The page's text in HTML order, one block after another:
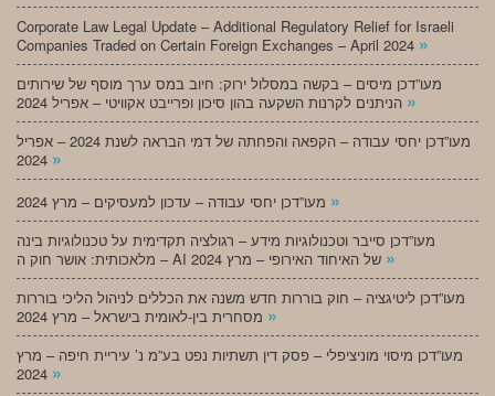
Corporate Law Legal Update – Additional Regulatory Relief for Israeli
Companies Traded on Certain Foreign Exchanges – April 2024 »
מעו”דכן מיסים – בקשה במסלול ירוק: חיוב במס ערך מוסף של שירותים
»
מעו”דכן יחסי עבודה – הקפאה והפחתה של דמי הבראה לשנת 2024 – אפריל
»
»
מעו”דכן סייבר וטכנולוגיות מידע – רגולציה תקדימית על טכנולוגיות בינה
»
מעו”דכן ליטיגציה – חוק בוררות חדש משנה את הכללים לניהול הליכי בוררות
»
מעו”דכן מיסוי מוניציפלי – פסק דין תשתיות נפט בע”מ נ’ עיריית חיפה – מרץ
»